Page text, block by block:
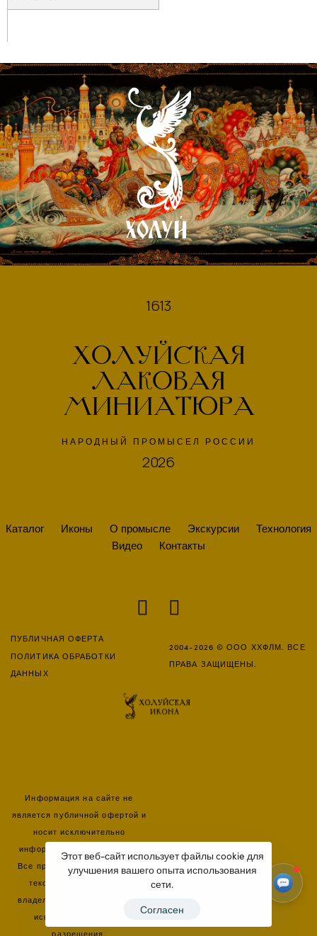
1613
ХОЛУЙСКАЯ
ЛАКОВАЯ
МИНИАТЮРА
НАРОДНЫЙ ПРОМЫСЕЛ РОССИИ
2026
Каталог Иконы О промысле Экскурсии
Технология
Видео
Контакты
ПУБЛИЧНАЯ ОФЕРТА
ПОЛИТИКА ОБРАБОТКИ
ДАННЫХ
2004-2026 © ООО ХХФЛМ. ВСЕ
ПРАВА ЗАЩИЩЕНЫ.
Информация на сайте не
является публичной офертой и
носит исключительно
информационный характер.
Все права на изображения и
тексты принадлежат их
владельцам и не могут быть
использованы без их
разрешения.
Этот веб-сайт использует файлы cookie для
улучшения вашего опыта использования
сети.
Согласен